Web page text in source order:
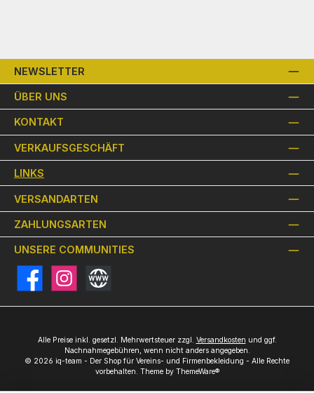
NEWSLETTER
ÜBER UNS
KONTAKT
VERKAUFSGESCHÄFT
LINKS
VERSANDARTEN
ZAHLUNGSARTEN
UNSERE COMMUNITIES
FacebookInstagramWebsite
Alle Preise inkl. gesetzl. Mehrwertsteuer zzgl. Versandkosten und ggf.
Nachnahmegebühren, wenn nicht anders angegeben.
© 2026 iq-team - Der Shop für Vereins- und Firmenbekleidung - Alle Rechte
vorbehalten. Theme by ThemeWare®